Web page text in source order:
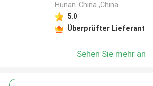
Hunan, China ,China
5.0
Überprüfter Lieferant
Sehen Sie mehr an